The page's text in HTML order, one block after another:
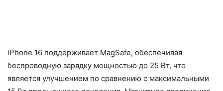
iPhone 16 поддерживает MagSafe, обеспечивая
беспроводную зарядку мощностью до 25 Вт, что
является улучшением по сравнению с максимальными